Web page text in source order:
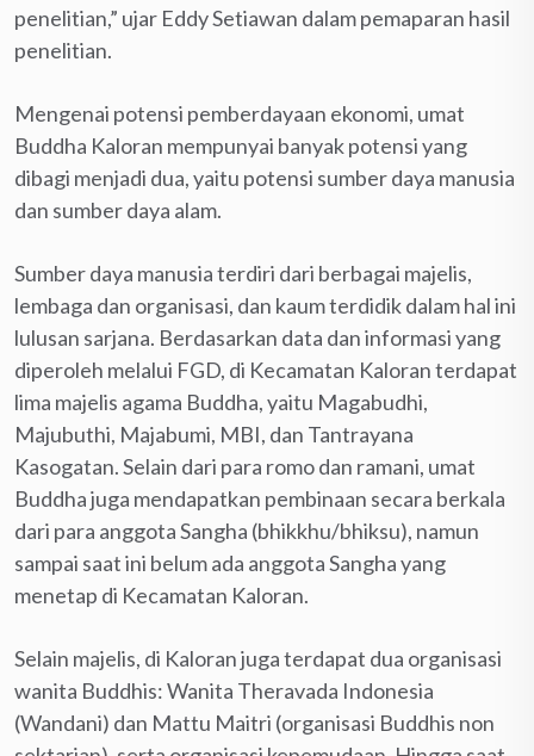
penelitian,” ujar Eddy Setiawan dalam pemaparan hasil
penelitian.
Mengenai potensi pemberdayaan ekonomi, umat
Buddha Kaloran mempunyai banyak potensi yang
dibagi menjadi dua, yaitu potensi sumber daya manusia
dan sumber daya alam.
Sumber daya manusia terdiri dari berbagai majelis,
lembaga dan organisasi, dan kaum terdidik dalam hal ini
lulusan sarjana. Berdasarkan data dan informasi yang
diperoleh melalui FGD, di Kecamatan Kaloran terdapat
lima majelis agama Buddha, yaitu Magabudhi,
Majubuthi, Majabumi, MBI, dan Tantrayana
Kasogatan. Selain dari para romo dan ramani, umat
Buddha juga mendapatkan pembinaan secara berkala
dari para anggota Sangha (bhikkhu/bhiksu), namun
sampai saat ini belum ada anggota Sangha yang
menetap di Kecamatan Kaloran.
Selain majelis, di Kaloran juga terdapat dua organisasi
wanita Buddhis: Wanita Theravada Indonesia
(Wandani) dan Mattu Maitri (organisasi Buddhis non